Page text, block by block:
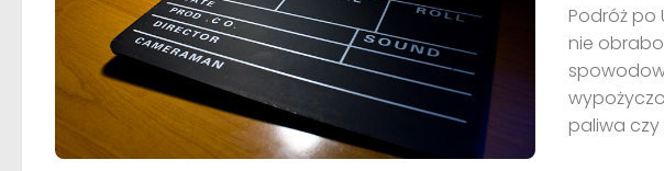
Podróż po
nie
paliwa czy